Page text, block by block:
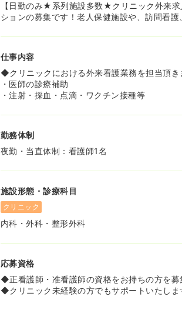
【日勤のみ★系列施設多数★クリニック外来
ションの募集です！老人保健施設や、訪問看
仕事内容
◆クリニックにおける外来看護業務を担当頂き
・医師の診療補助
・注射・採血・点滴・ワクチン接種等
勤務体制
夜勤・当直体制：看護師1名
施設形態・診療科目
クリニック
内科・外科・整形外科
応募資格
◆正看護師・准看護師の資格をお持ちの方を募
◆クリニック未経験の方でもサポートいたしま